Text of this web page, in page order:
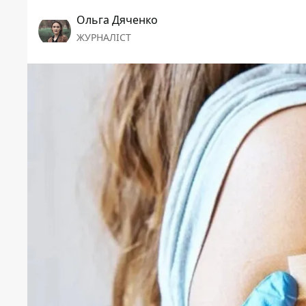
Ольга Дяченко
ЖУРНАЛІСТ